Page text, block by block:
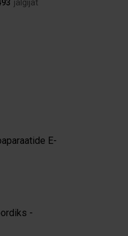
jälgijat
E-
-